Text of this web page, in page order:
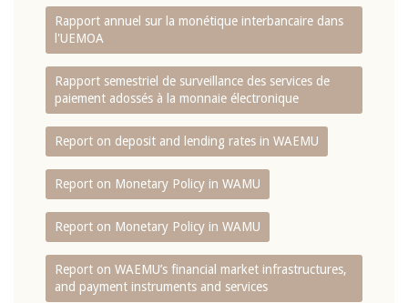
Rapport annuel sur la monétique interbancaire dans
l'UEMOA
Rapport semestriel de surveillance des services de
paiement adossés à la monnaie électronique
Report on deposit and lending rates in WAEMU
Report on Monetary Policy in WAMU
Report on Monetary Policy in WAMU
Report on WAEMU’s financial market infrastructures,
and payment instruments and services